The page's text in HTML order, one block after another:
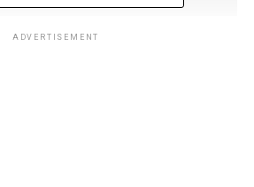
ADVERTISEMENT